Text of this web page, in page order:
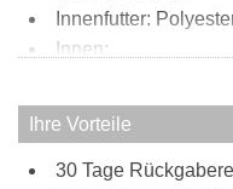
Innenfutter:
Innen:
Handyfach
Steckfach
Tragweise:
Ihre Vorteile
30 Tage